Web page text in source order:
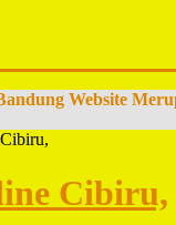
Website
Cibiru,